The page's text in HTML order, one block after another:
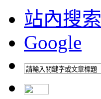
站內搜索
Google